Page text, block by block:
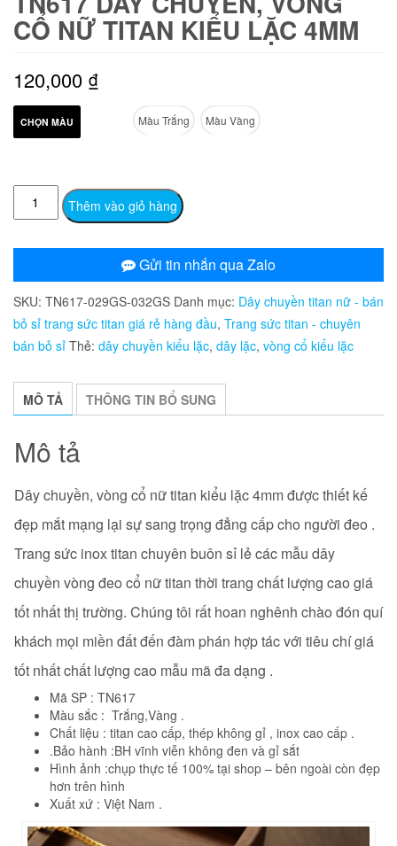
CỔ NỮ TITAN KIỂU LẶC 4MM
120,000 ₫
CHỌN MÀU Màu Trắng Màu Vàng
TN617
Dây
cổ
nữ
titan
kiểu
4mm
số
lượng
Thêm vào giỏ hàng
Gửi tin nhắn qua Zalo
SKU: TN617-029GS-032GS Danh mục: Dây chuyền titan nữ - bán
bỏ sỉ trang sức titan giá rẻ hàng đầu, Trang sức titan - chuyên
bán bỏ sỉ Thẻ: dây chuyền kiểu lặc, dây lặc, vòng cổ kiểu lặc
MÔ TẢ THÔNG TIN BỔ SUNG
Mô tả
Dây chuyền, vòng cổ nữ titan kiểu lặc 4mm được thiết kế
đẹp mắt mạng lại sự sang trọng đẳng cấp cho người đeo .
Trang sức inox titan chuyên buôn sỉ lẻ các mẫu dây
chuyền vòng đeo cổ nữ titan thời trang chất lượng cao giá
tốt nhất thị trường. Chúng tôi rất hoan nghênh chào đón quí
khách mọi miền đất đến đàm phán hợp tác với tiêu chí giá
tốt nhất chất lượng cao mẫu mã đa dạng .
Mã SP : TN617
Màu sắc : Trắng,Vàng .
Chất liệu : titan cao cấp, thép không gỉ , inox cao cấp .
.Bảo hành :BH vĩnh viễn không đen và gỉ sắt
Hình ảnh :chụp thực tế 100% tại shop – bên ngoài còn đẹp
hơn trên hình
Xuất xứ : Việt Nam .